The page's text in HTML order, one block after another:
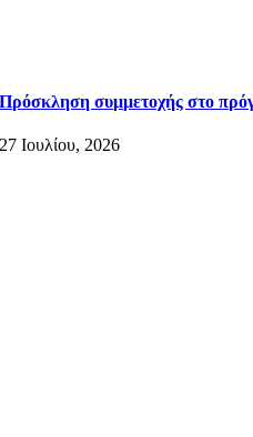
Πρόσκληση συμμετοχής στο
27 Ιουλίου, 2026